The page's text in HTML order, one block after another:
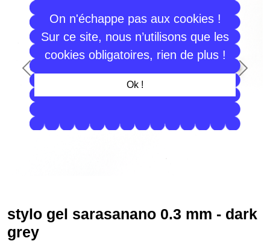
On n'échappe pas aux cookies !
Sur ce site, nous n’utilisons que les
cookies obligatoires, rien de plus !
Ok !
Précédent
stylo gel sarasanano 0.3 mm - dark
grey